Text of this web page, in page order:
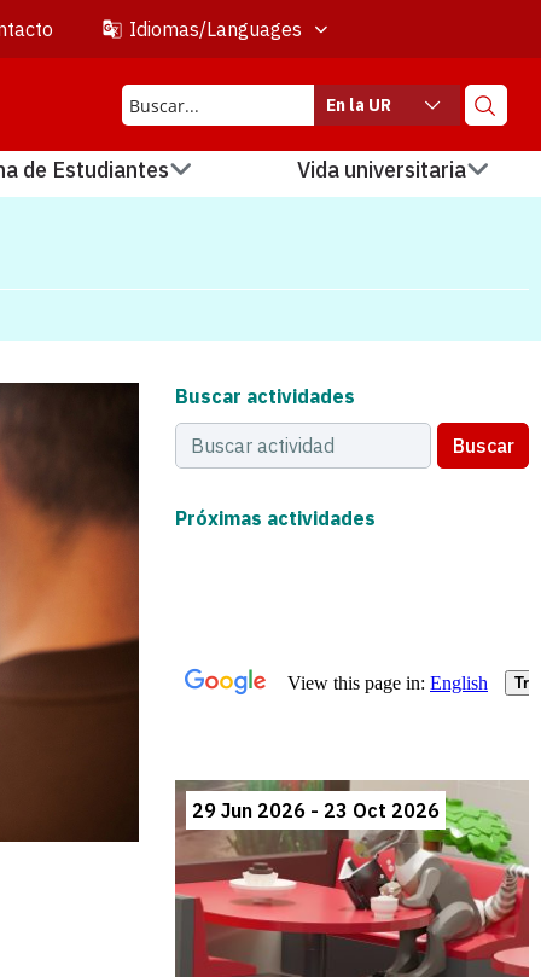
Idiomas/Languages
En la UR
de Estudiantes Vida universitaria
Buscar actividades
Buscar
Próximas actividades